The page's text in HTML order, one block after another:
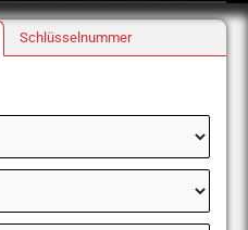
Schlüsselnummer